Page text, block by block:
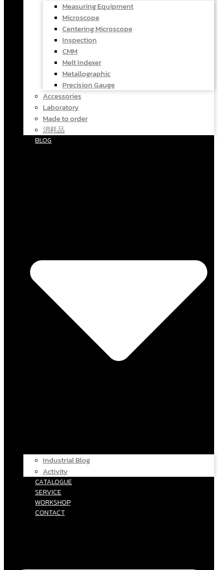
Measuring Equipment
Microscope
Centering Microscope
Inspection
CMM
Melt Indexer
Metallographic
Precision Gauge
Accessories
Laboratory
Made to order
消耗品
BLOG
Industrial Blog
Activity
CATALOGUE
SERVICE
WORKSHOP
CONTACT